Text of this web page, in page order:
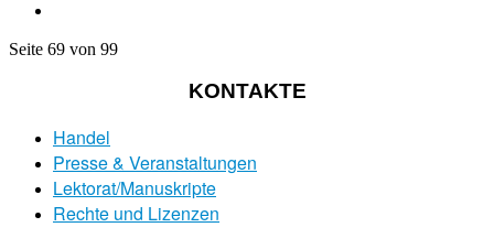
Seite 69 von 99
KONTAKTE
Handel
Presse & Veranstaltungen
Lektorat/Manuskripte
Rechte und Lizenzen